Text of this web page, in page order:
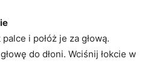
i połóż je za głową.
do dłoni. Wciśnij łokcie w